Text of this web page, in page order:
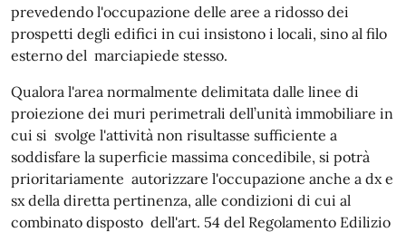
prevedendo l'occupazione delle aree a ridosso dei
prospetti degli edifici in cui insistono i locali, sino al filo
esterno del marciapiede stesso.
Qualora l'area normalmente delimitata dalle linee di
proiezione dei muri perimetrali dell’unità immobiliare in
cui si svolge l'attività non risultasse sufficiente a
soddisfare la superficie massima concedibile, si potrà
prioritariamente autorizzare l'occupazione anche a dx e
sx della diretta pertinenza, alle condizioni di cui al
combinato disposto dell'art. 54 del Regolamento Edilizio